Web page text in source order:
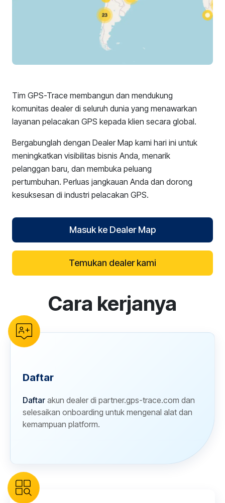
Tim GPS-Trace membangun dan mendukung
komunitas dealer di seluruh dunia yang menawarkan
layanan pelacakan GPS kepada klien secara global.
Bergabunglah dengan Dealer Map kami hari ini untuk
meningkatkan visibilitas bisnis Anda, menarik
pelanggan baru, dan membuka peluang
pertumbuhan. Perluas jangkauan Anda dan dorong
kesuksesan di industri pelacakan GPS.
Masuk ke Dealer Map
Temukan dealer kami
reCAPTCHA verification
Cara kerjanya
Daftar
Daftar akun dealer di partner.gps-trace.com dan
selesaikan onboarding untuk mengenal alat dan
kemampuan platform.